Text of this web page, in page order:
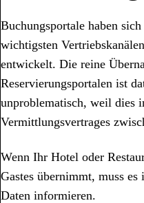
Buchungsportale haben
wichtigsten
entwickelt. Die reine
Reservierungsportalen ist
unproblematisch, weil dies
Vermittlungsvertrages
Wenn Ihr Hotel oder
Gastes übernimmt, muss
Daten informieren.